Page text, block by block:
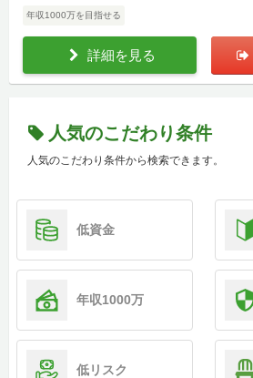
年収1000万を目指せる
詳細を見る
人気のこだわり条件
人気のこだわり条件から検索できます。
低資金
年収1000万
低リスク